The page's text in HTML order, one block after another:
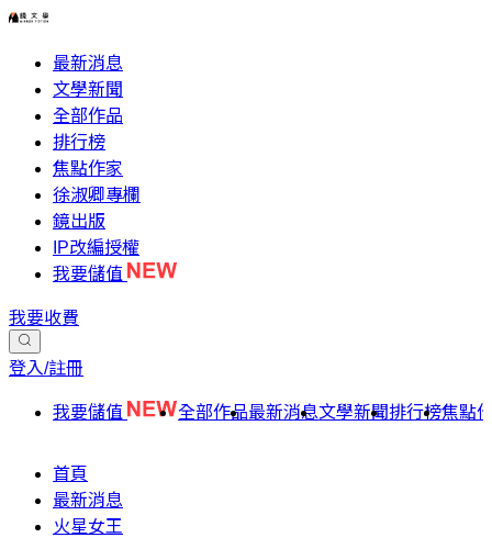
最新消息
文學新聞
全部作品
排行榜
焦點作家
徐淑卿專欄
鏡出版
IP改編授權
我要儲值
我要收費
登入/註冊
我要儲值 全部作品最新消息文學新聞排行榜焦點
首頁
最新消息
火星女王